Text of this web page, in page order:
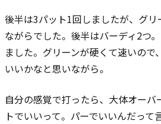
後半は3パット1回しましたが、グ
ながらでした。 後半はバーディ2つ
ました。 グリーンが硬くて速いので
いいかなと思いながら。
自分の感覚で打ったら、大体オーバ
トでいいって。パーでいいんだって